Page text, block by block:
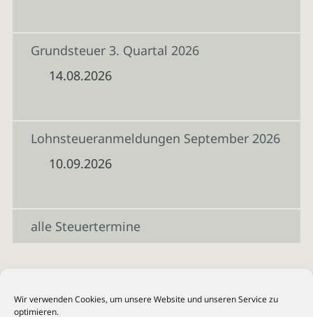
Wir verwenden Cookies, um unsere Website und unseren Service zu
optimieren.
Grundsteuer 3. Quartal 2026
14.08.2026
Lohnsteueranmeldungen September 2026
10.09.2026
alle Steuertermine